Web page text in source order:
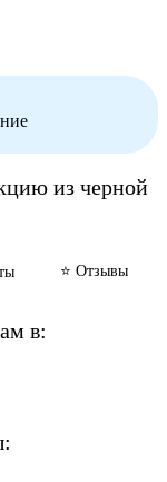
из черной
⭐️ Отзывы
в: